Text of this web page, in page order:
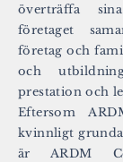
överträffa
företaget
företag och
och
prestation och
Eftersom
kvinnligt
är ARDM